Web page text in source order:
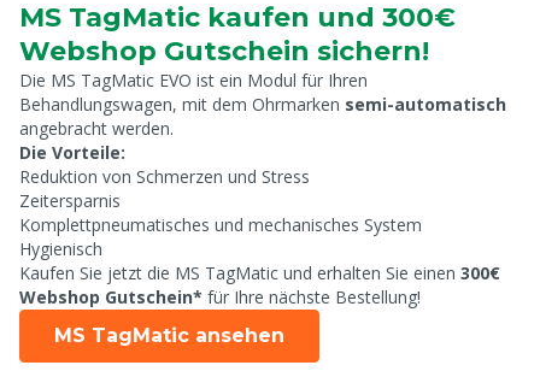
MS TagMatic kaufen und 300€
Webshop Gutschein sichern!
Die MS TagMatic EVO ist ein Modul für Ihren
Behandlungswagen, mit dem Ohrmarken semi-automatisch
angebracht werden.
Die Vorteile:
Reduktion von Schmerzen und Stress
Zeitersparnis
Komplettpneumatisches und mechanisches System
Hygienisch
Kaufen Sie jetzt die MS TagMatic und erhalten Sie einen 300€
Webshop Gutschein* für Ihre nächste Bestellung!
MS TagMatic ansehen